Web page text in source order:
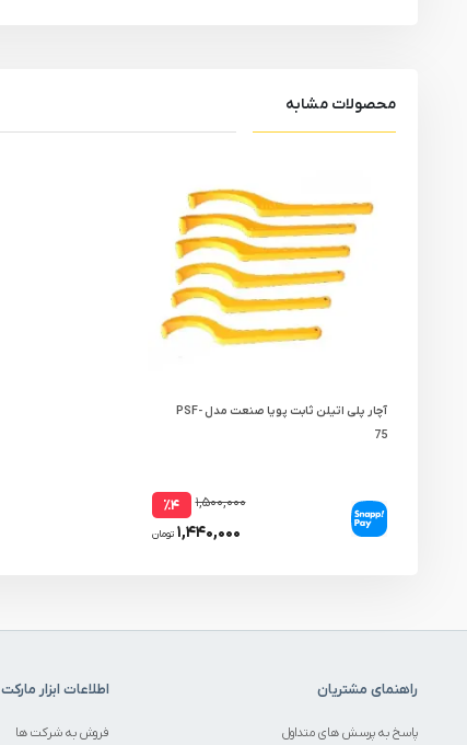
محصولات مشابه
آچار پلی اتیلن ثابت پویا صنعت مدل PSF-
75
۱,۵۰۰,۰۰۰ ٪۴
۱,۴۴۰,۰۰۰ تومان
راهنمای مشتریان
پاسخ به پرسش های متداول
اطلاعات ابزار مارکت
فروش به شرکت ها